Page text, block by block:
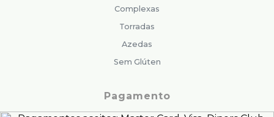
Complexas
Torradas
Azedas
Sem Glúten
Pagamento